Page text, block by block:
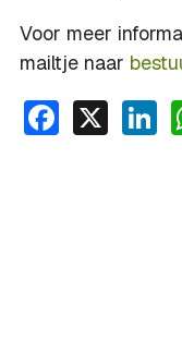
Voor meer
mailtje naar
X